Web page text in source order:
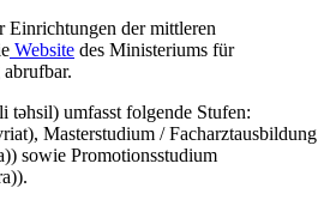
der mittleren
Website des Ministeriums für
umfasst folgende Stufen:
Masterstudium / Facharztausbildung
sowie Promotionsstudium